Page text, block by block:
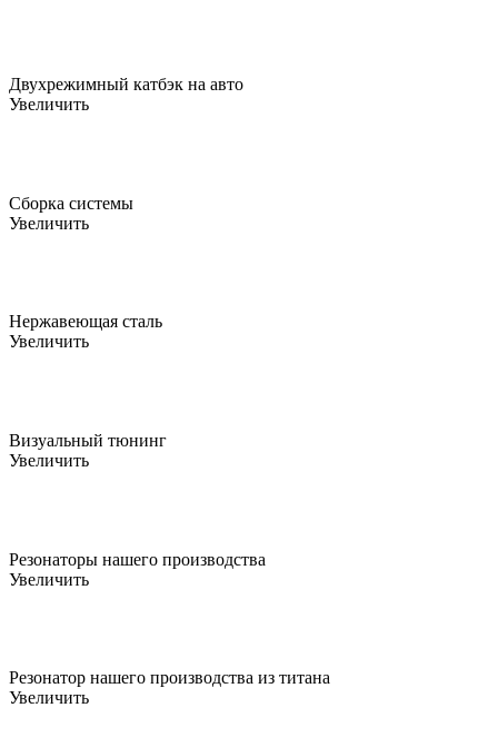
Двухрежимный катбэк на авто
Увеличить
Сборка системы
Увеличить
Нержавеющая сталь
Увеличить
Визуальный тюнинг
Увеличить
Резонаторы нашего производства
Увеличить
Резонатор нашего производства из титана
Увеличить